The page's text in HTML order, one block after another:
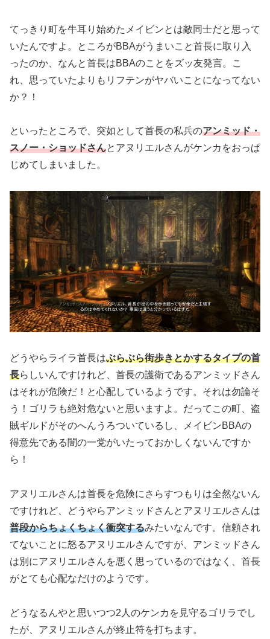
てっきり町を牛耳り始めたメイビンとは敵同士だと思って
いたんですよ。ところがBBAがうまいこと首長に取り入
ったのか、なんと首長はBBAのことをズッ友発言。こ
れ、思っていたよりもリフテンがヤバいことになってない
か？！
といったところで、突如として首長の私兵のアンミッド・
スノー・ショッドさんとアヌリエルさんがケンカをおっぱ
じめてしまいました。
どうやらライラ首長はぶらぶら街歩きとかするタイプの首
長らしいんですけれど、首長の護衛であるアンミッドさん
はそれが危険だ！と心配しているようです。それは勿論そ
う！ゴリラも絶対危ないと思いますよ。だってこの町、盗
賊ギルドがそのへんうろついているし、メイビンBBAの
得意先である闇の一党がいたっておかしくないんですか
ら！
アヌリエルさんは首長を危険にさらすつもりは全然ないん
ですけれど、どうやらアンミッドさんとアヌリエルさんは
普段からちょくちょく衝突するみたいなんです。信頼され
てないことに怒るアヌリエルさんですが、アンミッドさん
は別にアヌリエルさんを悪く思っているのではなく、首長
がとても心配なだけのようです。
どうなるんやと思いつつ2人のケンカを見守るゴリラでし
たが、アヌリエルさんが終止符を打ちます。